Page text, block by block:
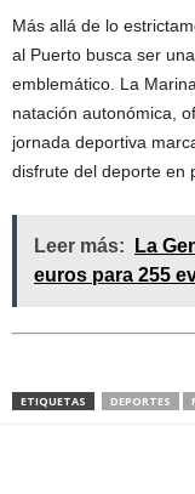
Más allá de lo
al Puerto busca ser
emblemático. La
natación autonómica,
jornada deportiva
disfrute del deporte en
Leer más:
La
euros para 255
ETIQUETAS DEPORTES